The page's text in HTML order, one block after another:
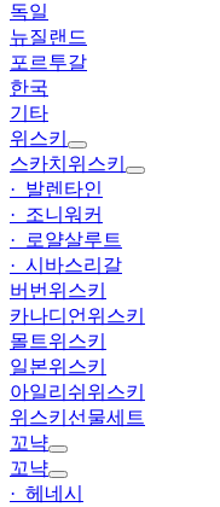
독일
뉴질랜드
포르투갈
한국
기타
위스키
스카치위스키
· 발렌타인
· 조니워커
· 로얄살루트
· 시바스리갈
버번위스키
카나디언위스키
몰트위스키
일본위스키
아일리쉬위스키
위스키선물세트
꼬냑
꼬냑
· 헤네시